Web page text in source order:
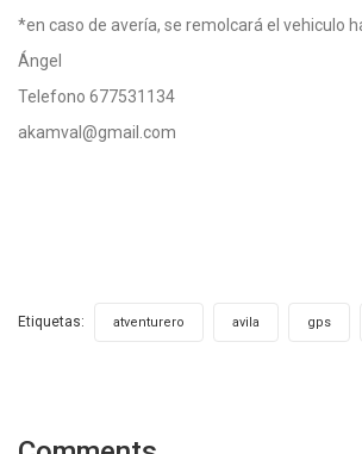
*en caso de avería, se remolcará el vehiculo
Ángel
Telefono 677531134
akamval@gmail.com
Etiquetas: atventurero avila gps